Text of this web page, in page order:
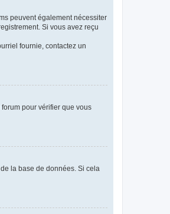
peuvent également nécessiter
Si vous avez reçu
fournie, contactez un
pour vérifier que vous
la base de données. Si cela